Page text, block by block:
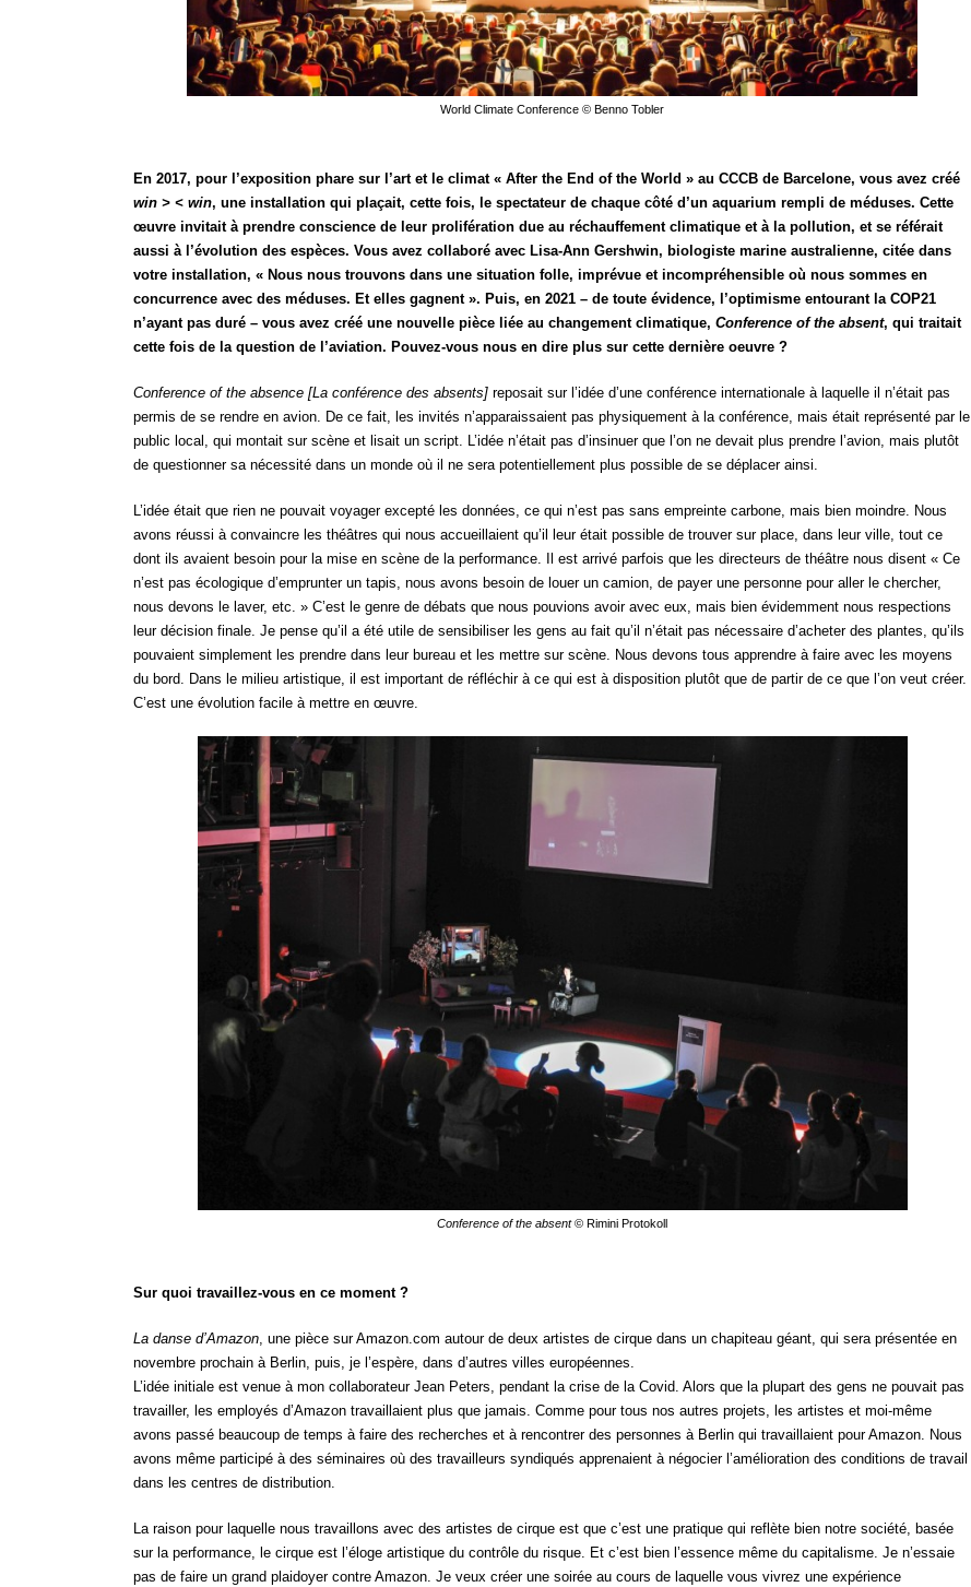
World Climate Conference © Benno Tobler
En 2017, pour l’exposition phare sur l’art et le climat « After the End of the World » au CCCB de Barcelone, vous avez créé
win > < win, une installation qui plaçait, cette fois, le spectateur de chaque côté d’un aquarium rempli de méduses. Cette
œuvre invitait à prendre conscience de leur prolifération due au réchauffement climatique et à la pollution, et se référait
aussi à l’évolution des espèces. Vous avez collaboré avec Lisa-Ann Gershwin, biologiste marine australienne, citée dans
votre installation, « Nous nous trouvons dans une situation folle, imprévue et incompréhensible où nous sommes en
concurrence avec des méduses. Et elles gagnent ». Puis, en 2021 – de toute évidence, l’optimisme entourant la COP21
n’ayant pas duré – vous avez créé une nouvelle pièce liée au changement climatique, Conference of the absent, qui traitait
cette fois de la question de l’aviation. Pouvez-vous nous en dire plus sur cette dernière oeuvre ?
Conference of the absence [La conférence des absents] reposait sur l’idée d’une conférence internationale à laquelle il n’était pas
permis de se rendre en avion. De ce fait, les invités n’apparaissaient pas physiquement à la conférence, mais était représenté par le
public local, qui montait sur scène et lisait un script. L’idée n’était pas d’insinuer que l’on ne devait plus prendre l’avion, mais plutôt
de questionner sa nécessité dans un monde où il ne sera potentiellement plus possible de se déplacer ainsi.
L’idée était que rien ne pouvait voyager excepté les données, ce qui n’est pas sans empreinte carbone, mais bien moindre. Nous
avons réussi à convaincre les théâtres qui nous accueillaient qu’il leur était possible de trouver sur place, dans leur ville, tout ce
dont ils avaient besoin pour la mise en scène de la performance. Il est arrivé parfois que les directeurs de théâtre nous disent « Ce
n’est pas écologique d’emprunter un tapis, nous avons besoin de louer un camion, de payer une personne pour aller le chercher,
nous devons le laver, etc. » C’est le genre de débats que nous pouvions avoir avec eux, mais bien évidemment nous respections
leur décision finale. Je pense qu’il a été utile de sensibiliser les gens au fait qu’il n’était pas nécessaire d’acheter des plantes, qu’ils
pouvaient simplement les prendre dans leur bureau et les mettre sur scène. Nous devons tous apprendre à faire avec les moyens
du bord. Dans le milieu artistique, il est important de réfléchir à ce qui est à disposition plutôt que de partir de ce que l’on veut créer.
C’est une évolution facile à mettre en œuvre.
Conference of the absent© Rimini Protokoll
Sur quoi travaillez-vous en ce moment ?
La danse d’Amazon , une pièce sur Amazon.com autour de deux artistes de cirque dans un chapiteau géant, qui sera présentée en
novembre prochain à Berlin, puis, je l’espère, dans d’autres villes européennes.
L’idée initiale est venue à mon collaborateur Jean Peters, pendant la crise de la Covid. Alors que la plupart des gens ne pouvait pas
travailler, les employés d’Amazon travaillaient plus que jamais. Comme pour tous nos autres projets, les artistes et moi-même
avons passé beaucoup de temps à faire des recherches et à rencontrer des personnes à Berlin qui travaillaient pour Amazon. Nous
avons même participé à des séminaires où des travailleurs syndiqués apprenaient à négocier l’amélioration des conditions de travail
dans les centres de distribution.
La raison pour laquelle nous travaillons avec des artistes de cirque est que c’est une pratique qui reflète bien notre société, basée
sur la performance, le cirque est l’éloge artistique du contrôle du risque. Et c’est bien l’essence même du capitalisme. Je n’essaie
pas de faire un grand plaidoyer contre Amazon. Je veux créer une soirée au cours de laquelle vous vivrez une expérience